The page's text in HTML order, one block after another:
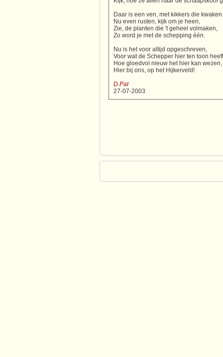
Daar is een ven, met kikkers die kwaken.
Nu even rusten, kijk om je heen,
Zie, de planten die 't geheel volmaken,
Zo word je met de schepping één.
Nu is het voor altijd opgeschreven,
Voor wat de Schepper hier ten toon
Hoe gloedvol nieuw het hier kan wezen,
Hier bij ons, op het Hijkerveld!
D.Pat
27-07-2003